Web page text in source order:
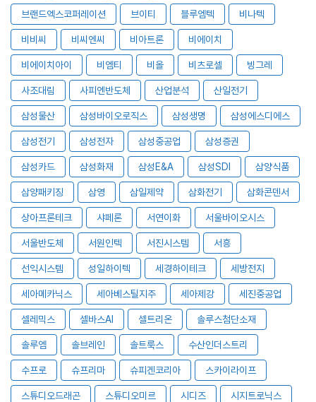
브랜드엑스코퍼레이션 브이티 블루엠텍 비나텍
비비씨 비씨엔씨 비아트론 비에이치
비에이치아이 비엠티 비올 비츠로셀 빙그레
사조대림 사피엔반도체 산업분석 산일전기
삼성물산 삼성바이오로직스 삼성생명 삼성에스디에스
삼성전기 삼성전자 삼성중공업 삼성증권
삼성카드 삼성화재 삼성E&A 삼성SDI 삼양식품
삼양패키징 삼영 삼일제약 삼화전기 삼화콘덴서
상아프론테크 샤페론 서연이화 서울바이오시스
서울반도체 서원인텍 서진시스템 서흥
선익시스템 성일하이텍 세경하이테크 세방전지
세아메카닉스 세아베스틸지주 세아제강 세진중공업
셀레믹스 셀바스AI 셀트리온 솔루스첨단소재
솔루엠 솔브레인 솔트룩스 수산인더스트리
수프로 슈프리마 슈피겐코리아 스카이라이프
스튜디오드래곤 스튜디오미르 시디즈 시지트로닉스